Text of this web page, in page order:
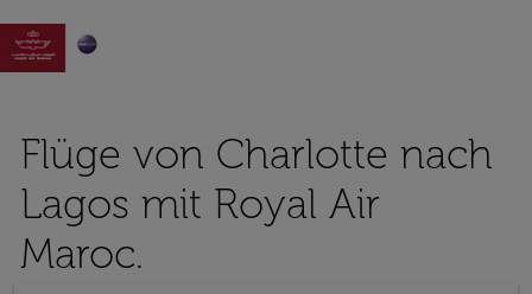

Flüge von Charlotte nach
Lagos mit Royal Air
Maroc.